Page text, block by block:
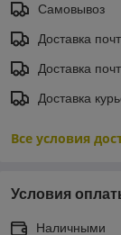
Самовывоз
Доставка
Доставка
Доставка
Все условия
Условия
Наличными